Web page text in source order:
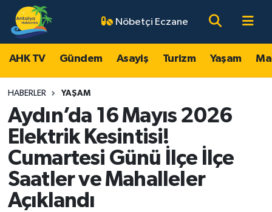
Nöbetçi Eczane
AHK TV Gündem Asayiş Turizm Yaşam
HABERLER YAŞAM
Aydın’da 16 Mayıs 2026
Elektrik Kesintisi!
Cumartesi Günü İlçe İlçe
Saatler ve Mahalleler
Açıklandı
AHK TV
Gündem
Asayiş
Turizm
Yaşam
Magazin
Antalya Nöbetçi Eczaneler
Antalya Hava Durumu
Antalya Namaz Vakitleri
Antalya Trafik Yoğunluk Haritası
Süper Lig Puan Durumu ve Fikstür
Tüm Manşetler